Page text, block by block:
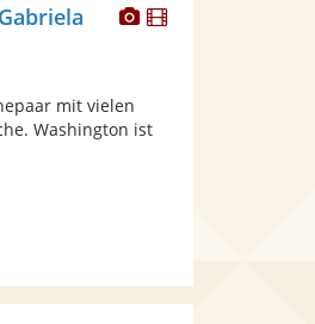
Dieser
bereit.
Dieser
mit vielen
Washington ist